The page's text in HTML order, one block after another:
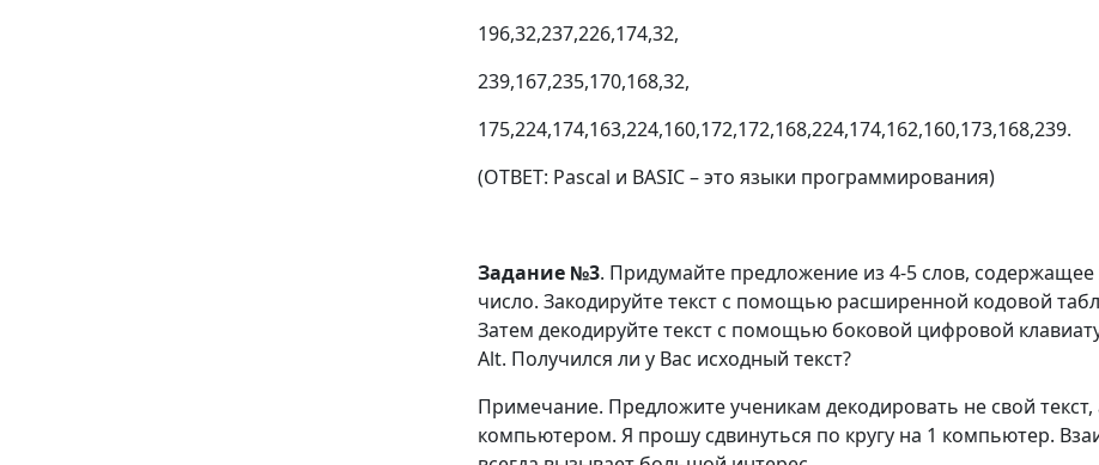
196,32,237,226,174,32,
239,167,235,170,168,32,
175,224,174,163,224,160,172,172,168,224,174,162,160,173,168,239.
(ОТВЕТ: Pascal и BASIC – это языки программирования)
Задание №3. Придумайте предложение из 4-5 слов,
число. Закодируйте текст с помощью расширенной кодовой
Затем декодируйте текст с помощью боковой цифровой
Alt. Получился ли у Вас исходный текст?
Примечание. Предложите ученикам декодировать не свой текст,
компьютером. Я прошу сдвинуться по кругу на 1 компьютер.